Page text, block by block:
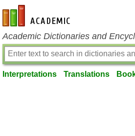
en-academic.com
Academic Dictionaries and
Interpretations Translations